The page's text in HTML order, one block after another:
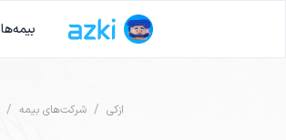
بیمه‌ها
ازکی / شرکت‌های بیمه /